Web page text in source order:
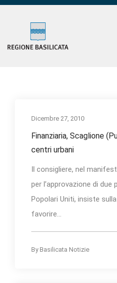
Dicembre 27, 2010
Finanziaria, Scaglione
centri urbani
Il consigliere, nel
per l’approvazione di due
Popolari Uniti, insiste
favorire...
By Basilicata Notizie